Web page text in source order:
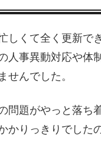
しくて全く更新で
人事異動対応や体
せんでした。
問題がやっと落ち
かりっきりでした